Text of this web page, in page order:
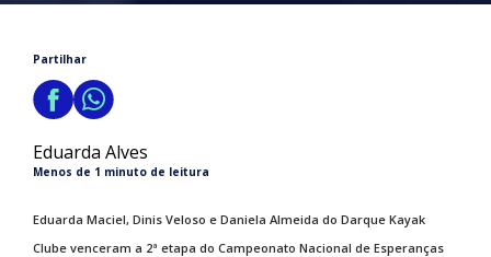
Partilhar
Eduarda Alves
Menos de 1 minuto de leitura
Eduarda Maciel, Dinis Veloso e Daniela Almeida do Darque Kayak
Clube venceram a 2ª etapa do Campeonato Nacional de Esperanças